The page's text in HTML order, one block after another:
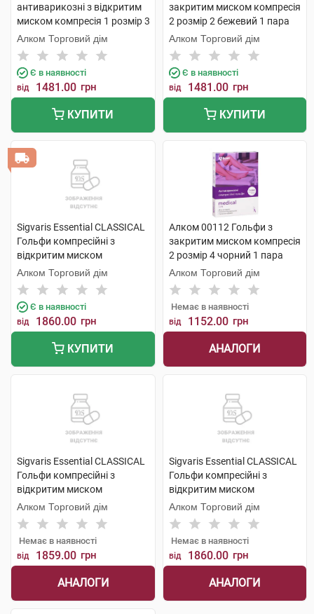
антиварикозні з відкритим
миском компресія 1 розмір 3
бежевий 1 пара
Алком Торговий дім
Є в наявності
від 1481.00 грн
КУПИТИ
закритим миском компресія
2 розмір 2 бежевий 1 пара
Алком Торговий дім
Є в наявності
від 1481.00 грн
КУПИТИ
Sigvaris Essential CLASSICAL
Гольфи компресійні з
відкритим миском
компресія 2 PLUS large 1
пара
Алком Торговий дім
Є в наявності
від 1860.00 грн
КУПИТИ
Алком 00112 Гольфи з
закритим миском компресія
2 розмір 4 чорний 1 пара
Алком Торговий дім
Немає в наявності
від 1152.00 грн
АНАЛОГИ
Sigvaris Essential CLASSICAL
Гольфи компресійні з
відкритим миском
компресія 2 large long 1 пара
Алком Торговий дім
Немає в наявності
від 1859.00 грн
АНАЛОГИ
Sigvaris Essential CLASSICAL
Гольфи компресійні з
відкритим миском
компресія 2 medium long 1
пара
Алком Торговий дім
Немає в наявності
від 1860.00 грн
АНАЛОГИ